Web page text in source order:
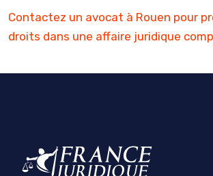
Contactez un avocat à Rouen pour
droits dans une affaire juridique